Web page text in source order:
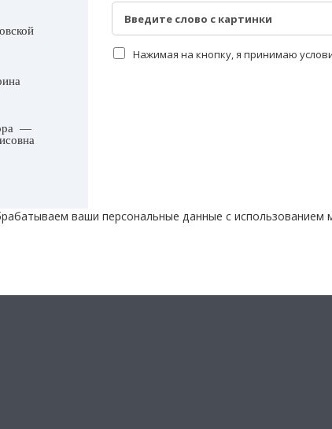
—
Нажимая на кнопку, я принимаю
ваши персональные данные с использованием